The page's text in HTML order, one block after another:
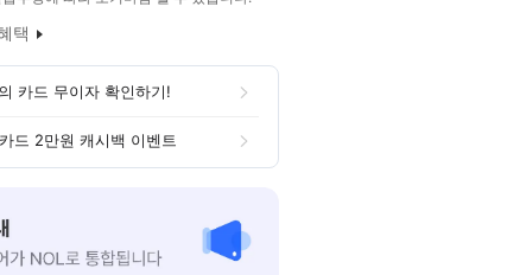
택
카드 무이자 확인하기!
드 2만원 캐시백 이벤트